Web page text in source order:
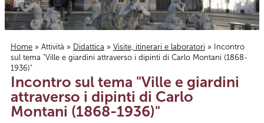
Tu sei qui
Home » Attività » Didattica » Visite, itinerari e laboratori » Incontro
sul tema "Ville e giardini attraverso i dipinti di Carlo Montani (1868-
1936)"
Incontro sul tema "Ville e giardini
attraverso i dipinti di Carlo
Montani (1868-1936)"